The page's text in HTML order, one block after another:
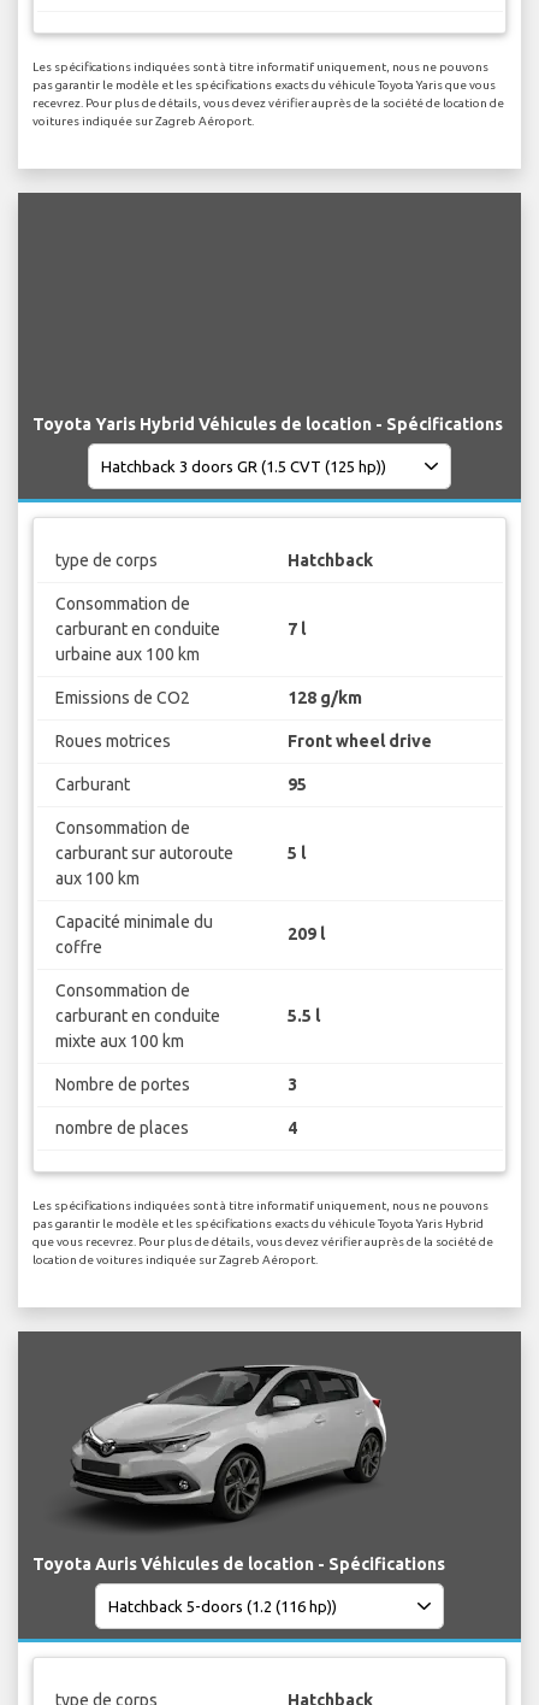
Les spécifications indiquées sont à titre informatif uniquement, nous ne pouvons
pas garantir le modèle et les spécifications exacts du véhicule Toyota Yaris que vous
recevrez. Pour plus de détails, vous devez vérifier auprès de la société de location de
voitures indiquée sur Zagreb Aéroport.
Toyota Yaris Hybrid Véhicules de location - Spécifications
type de corps Hatchback
Consommation de
carburant en conduite
urbaine aux 100 km
7 l
Emissions de CO2 128 g/km
Roues motrices Front wheel drive
Carburant 95
Consommation de
carburant sur autoroute
aux 100 km
5 l
Capacité minimale du
coffre
209 l
Consommation de
carburant en conduite
mixte aux 100 km
5.5 l
Nombre de portes 3
nombre de places 4
Les spécifications indiquées sont à titre informatif uniquement, nous ne pouvons
pas garantir le modèle et les spécifications exacts du véhicule Toyota Yaris Hybrid
que vous recevrez. Pour plus de détails, vous devez vérifier auprès de la société de
location de voitures indiquée sur Zagreb Aéroport.
Toyota Auris Véhicules de location - Spécifications
type de corps Hatchback